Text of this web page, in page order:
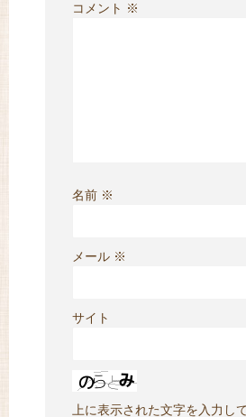
コメント ※
名前 ※
メール ※
サイト
上に表示された文字を入力し